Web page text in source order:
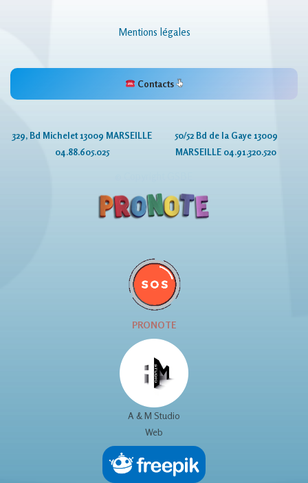
Mentions légales
Contacts
329, Bd Michelet 13009 MARSEILLE
04.88.605.025
50/52 Bd de la Gaye 13009
MARSEILLE 04.91.320.520
PRONOTE
A & M Studio
Web